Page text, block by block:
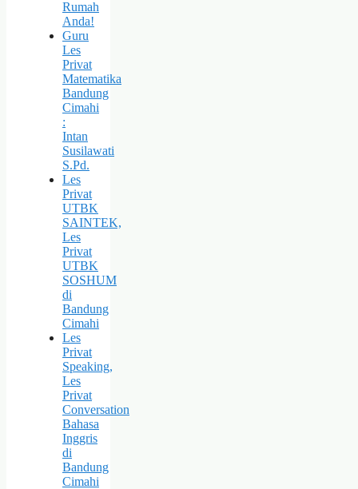
Rumah
Anda!
Guru
Les
Privat
Matematika
Bandung
Cimahi
:
Intan
Susilawati
S.Pd.
Les
Privat
UTBK
SAINTEK,
Les
Privat
UTBK
SOSHUM
di
Bandung
Cimahi
Les
Privat
Speaking,
Les
Privat
Conversation
Bahasa
Inggris
di
Bandung
Cimahi